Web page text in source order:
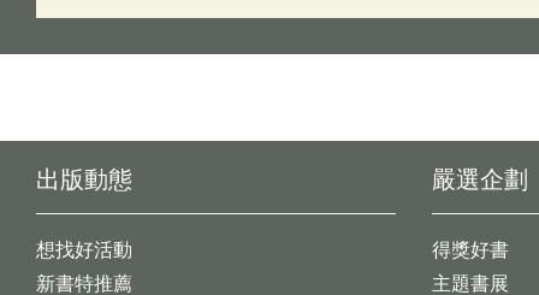
出版動態
想找好活動
新書特推薦
嚴選企劃
得獎好書
主題書展